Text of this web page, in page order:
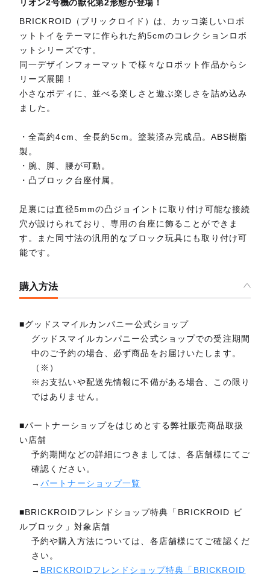
リオン2号機の獣化第2形態が登場！
BRICKROID（ブリックロイド）は、カッコ楽しいロボ
ットトイをテーマに作られた約5cmのコレクションロボ
ットシリーズです。
同一デザインフォーマットで様々なロボット作品からシ
リーズ展開！
小さなボディに、並べる楽しさと遊ぶ楽しさを詰め込み
ました。
・全高約4cm、全長約5cm。塗装済み完成品。ABS樹脂
製。
・腕、脚、腰が可動。
・凸ブロック台座付属。
足裏には直径5mmの凸ジョイントに取り付け可能な接続
穴が設けられており、専用の台座に飾ることができま
す。また同寸法の汎用的なブロック玩具にも取り付け可
能です。
購入方法
■グッドスマイルカンパニー公式ショップ
グッドスマイルカンパニー公式ショップでの受注期間
中のご予約の場合、必ず商品をお届けいたします。
（※）
※お支払いや配送先情報に不備がある場合、この限り
ではありません。
■パートナーショップをはじめとする弊社販売商品取扱
い店舗
予約期間などの詳細につきましては、各店舗様にてご
確認ください。
→パートナーショップ一覧
■BRICKROIDフレンドショップ特典「BRICKROID ビ
ルブロック」対象店舗
予約や購入方法については、各店舗様にてご確認くだ
さい。
→ BRICKROIDフレンドショップ特典「BRICKROID